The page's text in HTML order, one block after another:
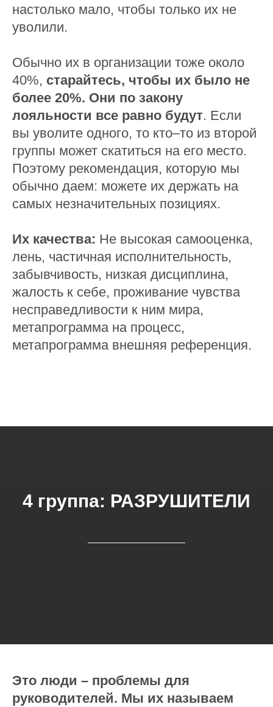
настолько мало, чтобы только их не
уволили.
Обычно их в организации тоже около
40%, старайтесь, чтобы их было не
более 20%. Они по закону
лояльности все равно будут. Если
вы уволите одного, то кто–то из второй
группы может скатиться на его место.
Поэтому рекомендация, которую мы
обычно даем: можете их держать на
самых незначительных позициях.
Их качества: Не высокая самооценка,
лень, частичная исполнительность,
забывчивость, низкая дисциплина,
жалость к себе, проживание чувства
несправедливости к ним мира,
метапрограмма на процесс,
метапрограмма внешняя референция.
4 группа: РАЗРУШИТЕЛИ
Это люди – проблемы для
руководителей. Мы их называем